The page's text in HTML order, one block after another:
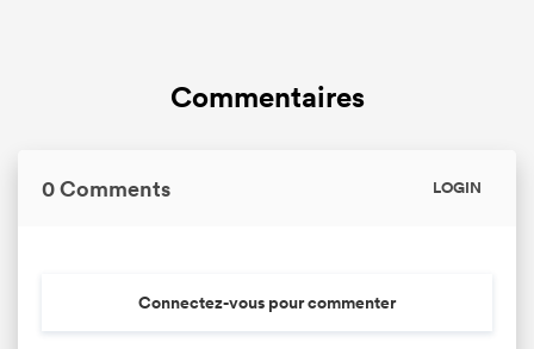
Commentaires
0 Comments LOGIN
Connectez-vous pour commenter